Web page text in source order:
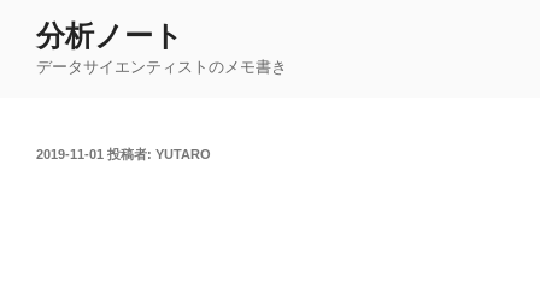
分析ノート
データサイエンティストのメモ書き
投
2019-11-01 投稿者: YUTARO